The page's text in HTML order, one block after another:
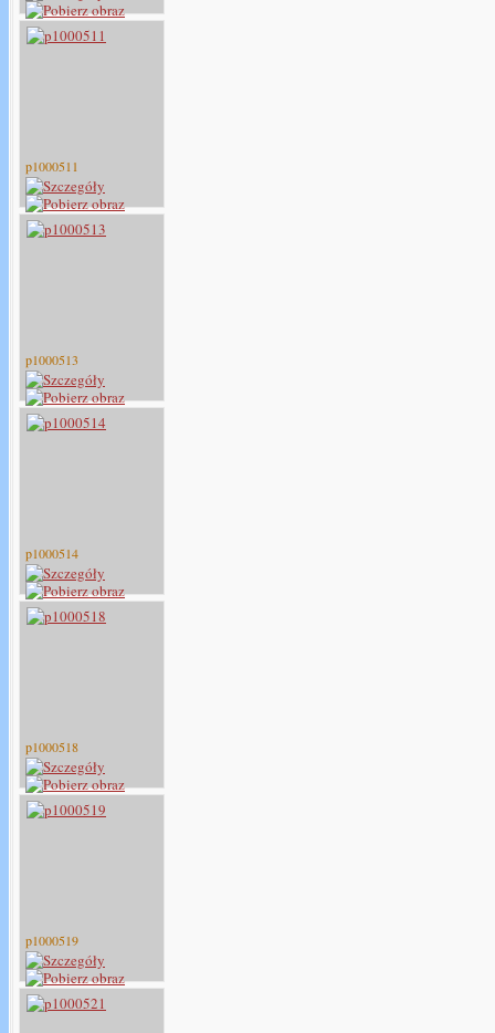
p1000511
p1000513
p1000514
p1000518
p1000519